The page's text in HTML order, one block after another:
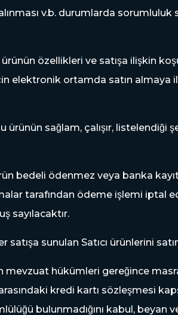
v.b. durumlarda sorumluluk
ürünün özellikleri ve satışa ilişkin
elektronik ortamda satın almaya
ürünün sağlam, çalışır,
bedeli ödenmez veya banka
tarafından ödeme işlemi iptal
sayılacaktır.
satışa sunulan Satıcı ürünlerini
mevzuat hükümleri gereğince
kredi kartı sözleşmesi
bulunmadığını kabul, beyan